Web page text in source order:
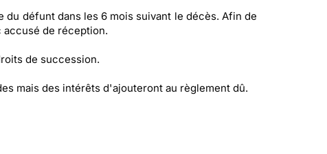
défunt dans les 6 mois suivant le décès. Afin de
de réception.
de succession.
mais des intérêts d'ajouteront au règlement dû.